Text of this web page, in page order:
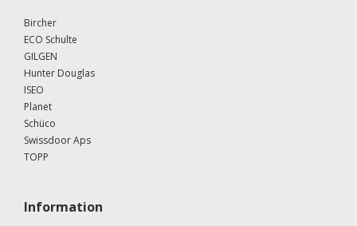
Bircher
ECO Schulte
GILGEN
Hunter Douglas
ISEO
Planet
Schüco
Swissdoor Aps
TOPP
Information